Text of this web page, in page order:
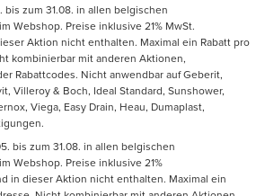
bis zum 31.08. in allen belgischen
Webshop. Preise inklusive 21% MwSt.
Aktion nicht enthalten. Maximal ein Rabatt pro
kombinierbar mit anderen Aktionen,
Rabattcodes. Nicht anwendbar auf Geberit,
Villeroy & Boch, Ideal Standard, Sunshower,
Viega, Easy Drain, Heau, Dumaplast,
bis zum 31.08. in allen belgischen
Webshop. Preise inklusive 21%
in dieser Aktion nicht enthalten. Maximal ein